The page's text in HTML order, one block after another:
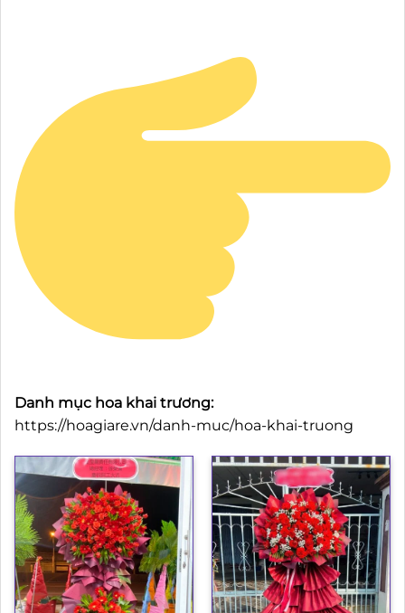
Danh mục hoa khai trương:
https://hoagiare.vn/danh-muc/hoa-khai-truong